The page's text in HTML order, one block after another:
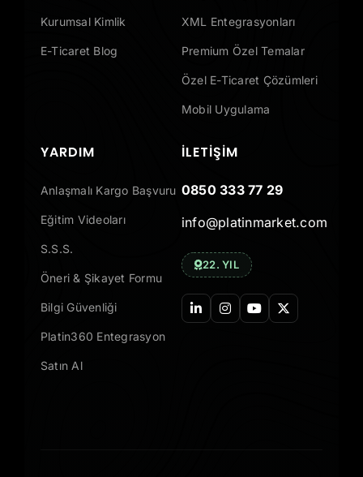
Kurumsal Kimlik
E-Ticaret Blog
XML Entegrasyonları
Premium Özel Temalar
Özel E-Ticaret Çözümleri
Mobil Uygulama
YARDIM
Anlaşmalı Kargo Başvuru
Eğitim Videoları
S.S.S.
Öneri & Şikayet Formu
Bilgi Güvenliği
Platin360 Entegrasyon
Satın Al
İLETIŞIM
0850 333 77 29
info@platinmarket.com
22. YIL